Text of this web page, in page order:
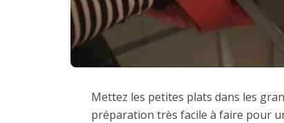
Mettez les petites plats dans les
préparation très facile à faire pour